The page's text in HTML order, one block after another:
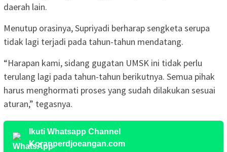
daerah lain.
Menutup orasinya, Supriyadi berharap sengketa serupa
tidak lagi terjadi pada tahun-tahun mendatang.
“Harapan kami, sidang gugatan UMSK ini tidak perlu
terulang lagi pada tahun-tahun berikutnya. Semua pihak
harus menghormati proses yang sudah dilakukan sesuai
aturan,” tegasnya.
Ikuti Whatsapp Channel
Koranperdjoeangan.com